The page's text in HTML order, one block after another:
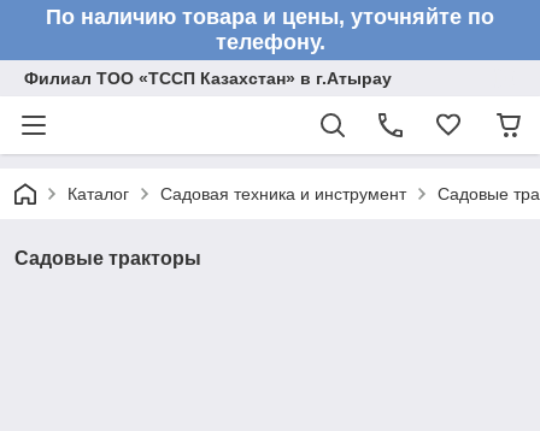
По наличию товара и цены, уточняйте по
телефону.
Филиал ТОО «ТССП Казахстан» в г.Атырау
Каталог Садовая техника и инструмент Садовые
Садовые тракторы